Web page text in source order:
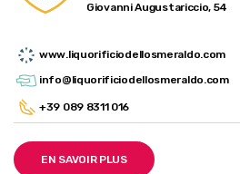
Giovanni Augustariccio, 54
www.liquorificiodellosmeraldo.com
info@liquorificiodellosmeraldo.com
+39 089 8311 016
EN SAVOIR PLUS